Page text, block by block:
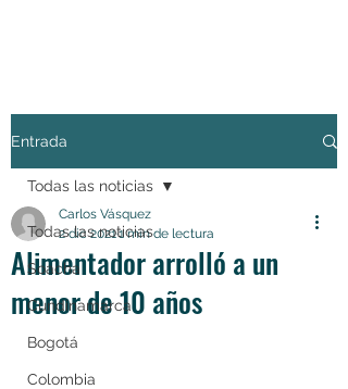
Entrada
Todas las noticias
Soacha
Cundinamarca
Bogotá
Colombia
Todas las noticias
Alimentador arrolló a un
menor de 10 años
Carlos Vásquez
2 dic 20211 min de lectura